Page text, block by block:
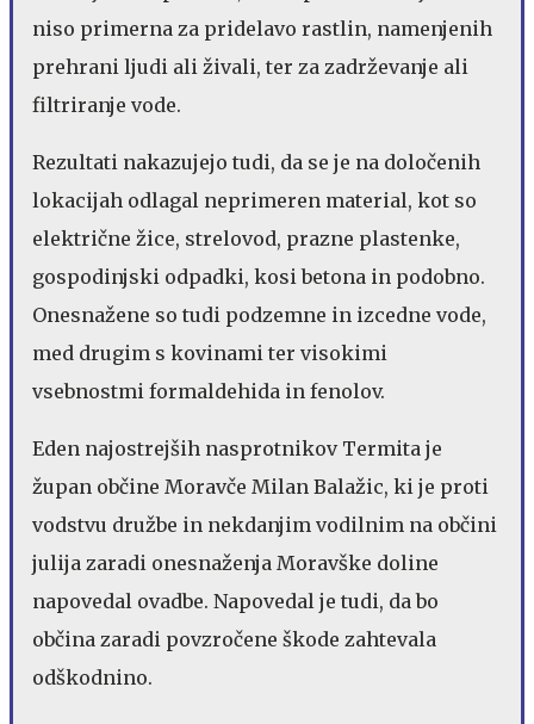
niso primerna za pridelavo rastlin, namenjenih
prehrani ljudi ali živali, ter za zadrževanje ali
filtriranje vode.
Rezultati nakazujejo tudi, da se je na določenih
lokacijah odlagal neprimeren material, kot so
električne žice, strelovod, prazne plastenke,
gospodinjski odpadki, kosi betona in podobno.
Onesnažene so tudi podzemne in izcedne vode,
med drugim s kovinami ter visokimi
vsebnostmi formaldehida in fenolov.
Eden najostrejših nasprotnikov Termita je
župan občine Moravče Milan Balažic, ki je proti
vodstvu družbe in nekdanjim vodilnim na občini
julija zaradi onesnaženja Moravške doline
napovedal ovadbe. Napovedal je tudi, da bo
občina zaradi povzročene škode zahtevala
odškodnino.